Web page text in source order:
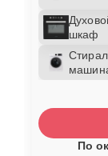
шкаф
По